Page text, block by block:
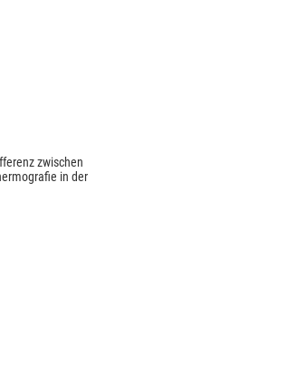
zwischen
in der